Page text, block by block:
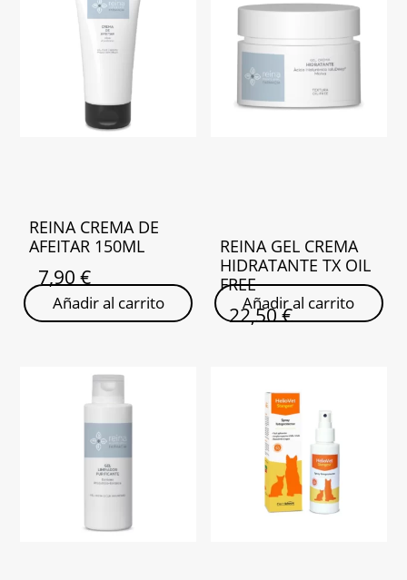
REINA CREMA DE
AFEITAR 150ML
7,90€
Añadir al carrito
REINA GEL CREMA
HIDRATANTE TX OIL
FREE
22,50€
Añadir al carrito